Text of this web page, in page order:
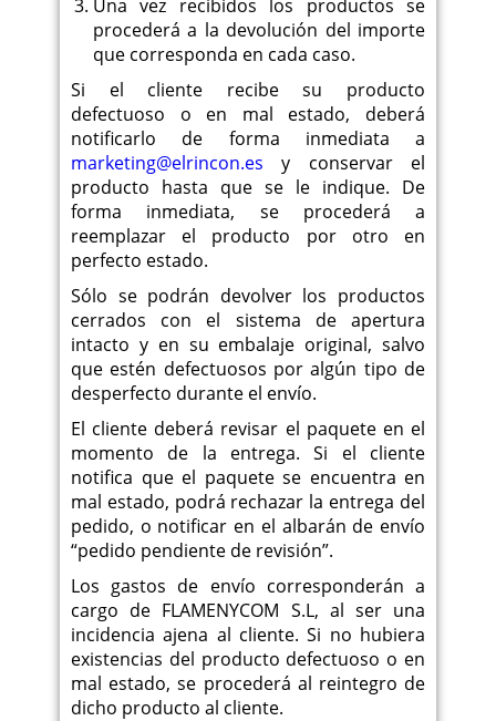
Una vez recibidos los productos se
procederá a la devolución del importe
que corresponda en cada caso.
Si el cliente recibe su producto
defectuoso o en mal estado, deberá
notificarlo de forma inmediata a
marketing@elrincon.es y conservar el
producto hasta que se le indique. De
forma inmediata, se procederá a
reemplazar el producto por otro en
perfecto estado.
Sólo se podrán devolver los productos
cerrados con el sistema de apertura
intacto y en su embalaje original, salvo
que estén defectuosos por algún tipo de
desperfecto durante el envío.
El cliente deberá revisar el paquete en el
momento de la entrega. Si el cliente
notifica que el paquete se encuentra en
mal estado, podrá rechazar la entrega del
pedido, o notificar en el albarán de envío
“pedido pendiente de revisión”.
Los gastos de envío corresponderán a
cargo de FLAMENYCOM S.L, al ser una
incidencia ajena al cliente. Si no hubiera
existencias del producto defectuoso o en
mal estado, se procederá al reintegro de
dicho producto al cliente.